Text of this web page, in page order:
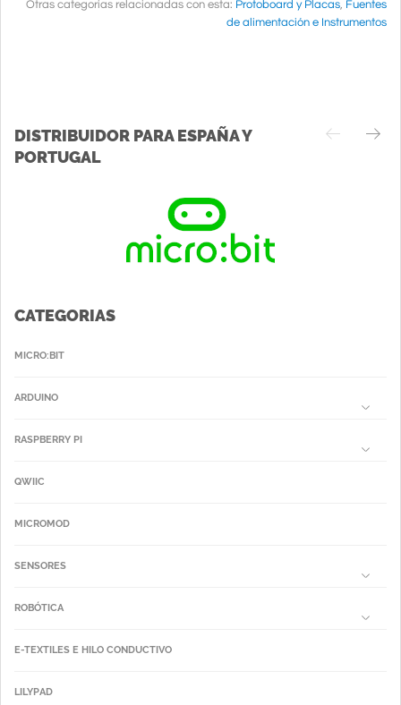
Otras categorias relacionadas con esta: Protoboard y Placas, Fuentes
de alimentación e Instrumentos
DISTRIBUIDOR PARA ESPAÑA Y
PORTUGAL
CATEGORIAS
MICRO:BIT
ARDUINO
RASPBERRY PI
QWIIC
MICROMOD
SENSORES
ROBÓTICA
E-TEXTILES E HILO CONDUCTIVO
LILYPAD